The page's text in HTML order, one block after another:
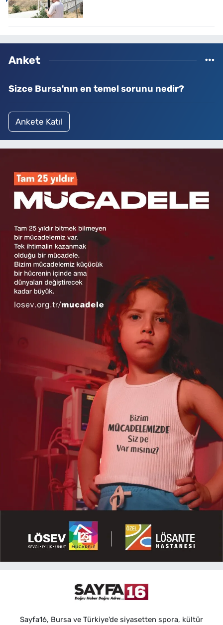
Anket
Sizce Bursa'nın en temel sorunu nedir?
Ankete Katıl
Sayfa16, Bursa ve Türkiye'de siyasetten spora, kültür